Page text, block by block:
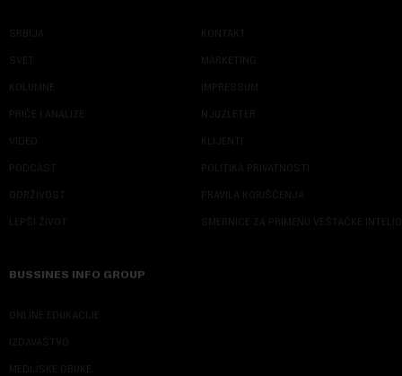
SRBIJA
SVET
KOLUMNE
PRIČE I ANALIZE
VIDEO
PODCAST
ODRŽIVOST
LEPŠI ŽIVOT
KONTAKT
MARKETING
IMPRESSUM
NJUZLETER
KLIJENTI
POLITIKA PRIVATNOSTI
PRAVILA KORIŠĆENJA
SMERNICE ZA PRIMENU VEŠTAČKE
BUSSINES INFO GROUP
ONLINE EDUKACIJE
IZDAVAŠTVO
MEDIJSKE OBUKE